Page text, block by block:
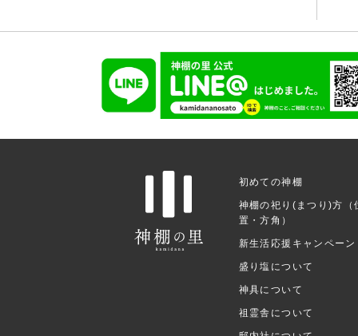
初めての神棚
神棚の祀り(まつり)方（
置・方角）
新生活応援キャンペーン
盛り塩について
神具について
祖霊舎について